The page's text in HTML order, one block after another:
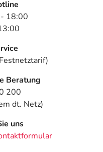
18:00
Beratung
200
dt. Netz)
uns